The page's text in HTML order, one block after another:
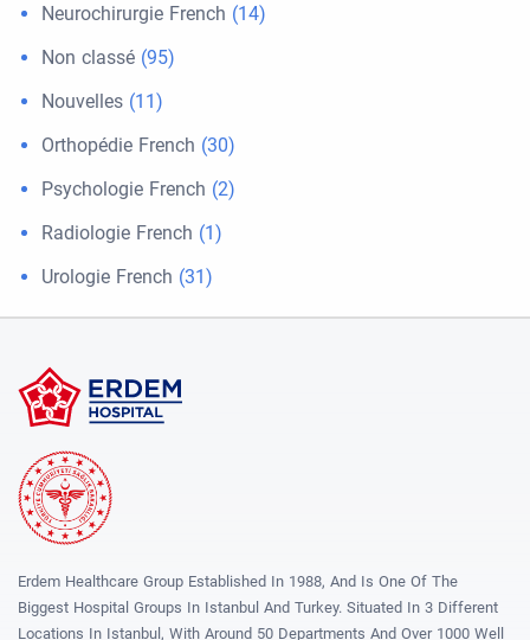
Neurochirurgie French (14)
Non classé (95)
Nouvelles (11)
Orthopédie French (30)
Psychologie French (2)
Radiologie French (1)
Urologie French (31)
Erdem Healthcare Group Established In 1988, And Is One Of The
Biggest Hospital Groups In Istanbul And Turkey. Situated In 3 Different
Locations In Istanbul, With Around 50 Departments And Over 1000 Well